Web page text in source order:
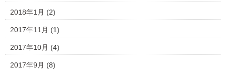
2018年1月 (2)
2017年11月 (1)
2017年10月 (4)
2017年9月 (8)